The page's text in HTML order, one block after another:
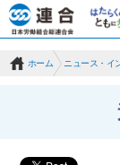
ホーム ニュース・イ